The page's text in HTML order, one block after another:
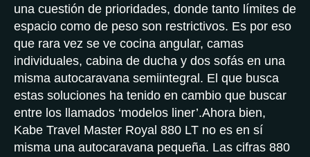
una cuestión de prioridades, donde tanto límites de
espacio como de peso son restrictivos. Es por eso
que rara vez se ve cocina angular, camas
individuales, cabina de ducha y dos sofás en una
misma autocaravana semiintegral. El que busca
estas soluciones ha tenido en cambio que buscar
entre los llamados ‘modelos liner’.Ahora bien,
Kabe Travel Master Royal 880 LT no es en sí
misma una autocaravana pequeña. Las cifras 880